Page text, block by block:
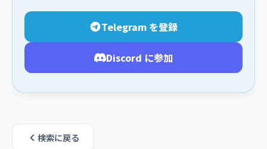
Telegram を登録
Discord に参加
検索に戻る